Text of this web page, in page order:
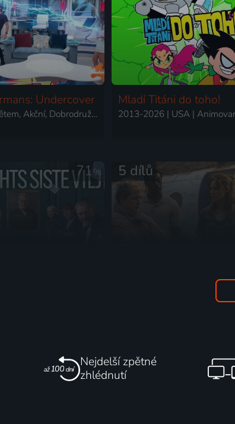
Undercover
2025 | USA | Dětem, Akční, Dobrodružný, Drama, Fantasy, Komedie, Krimi, Mysteriózní, Rodinný, Science Fiction, Thriller
Mladí Titáni do toho!
71% 5 dílů
Devět těl v mexické
Nejdelší zpětné
zhlédnutí